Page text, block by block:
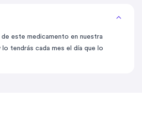
de este medicamento en nuestra
lo tendrás cada mes el día que lo